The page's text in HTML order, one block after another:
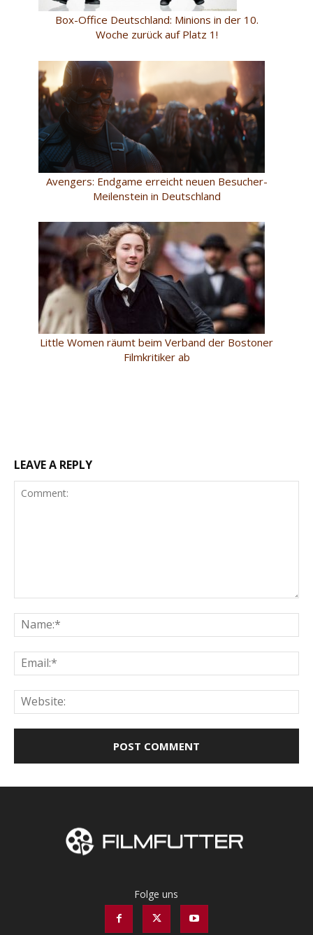
Box-Office Deutschland: Minions in der 10.
Woche zurück auf Platz 1!
Avengers: Endgame erreicht neuen Besucher-
Meilenstein in Deutschland
Little Women räumt beim Verband der Bostoner
Filmkritiker ab
LEAVE A REPLY
Folge uns